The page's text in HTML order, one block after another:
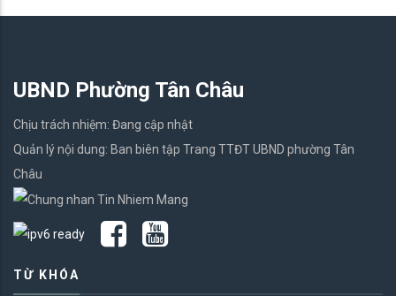
UBND Phường Tân Châu
Chịu trách nhiệm: Đang cập nhật
Quản lý nội dung: Ban biên tập Trang TTĐT UBND phường Tân
Châu
TỪ KHÓA